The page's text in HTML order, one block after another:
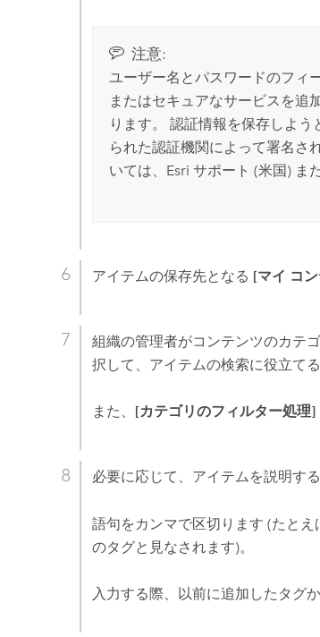
注意:
ユーザー名とパスワードのフィ
またはセキュアなサービスを追
ります。 認証情報を保存しよ
られた認証機関によって署名さ
いては、 Esri サポート (米国) ま
アイテムの保存先となる [マイ コ
組織の管理者がコンテンツのカテ
択して、アイテムの検索に役立て
また、 [カテゴリのフィルター処理]
必要に応じて、アイテムを説明す
語句をカンマで区切ります (たとえ
のタグと見なされます)。
入力する際、以前に追加したタグ